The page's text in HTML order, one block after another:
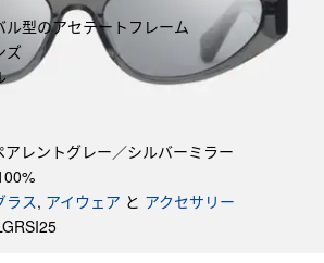
ル型のアセテートフレーム
ズ
レントグレー／シルバーミラー
ラス, アイウェア と アクセサリー